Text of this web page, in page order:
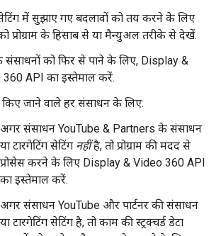
में सुझाए गए बदलावों को तय करने के लिए
को प्रोग्राम के हिसाब से या मैन्युअल तरीके से देखें.
को फिर से पाने के लिए, Display &
API का इस्तेमाल करें.
जाने वाले हर संसाधन के लिए:
अगर संसाधन YouTube & Partners के संसाधन
या टारगेटिंग सेटिंग नहींहै, तो प्रोग्राम की मदद से
प्रोसेस करने के लिए Display & Video 360 API
का इस्तेमाल करें.
अगर संसाधन YouTube और पार्टनर की संसाधन
या टारगेटिंग सेटिंग है, तो काम की स्ट्रक्चर्ड डेटा